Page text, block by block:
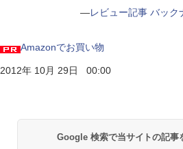
―レビュー記事 バック
Amazonでお買い物
2012年 10月 29日 00:00
Google 検索で当サイトの記事